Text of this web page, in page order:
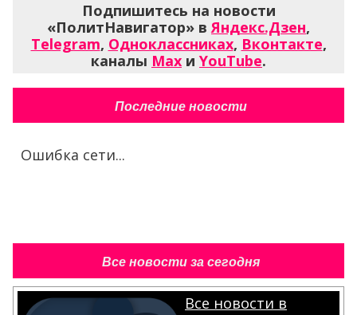
Подпишитесь на новости
«ПолитНавигатор» вЯндекс.Дзен,
Telegram, Одноклассниках, Вконтакте,
каналы Max и YouTube.
Последние новости
Ошибка сети...
Все новости за сегодня
Все новости в